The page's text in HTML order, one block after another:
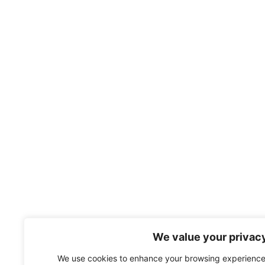
We value your
We use cookies to enhance your browsing